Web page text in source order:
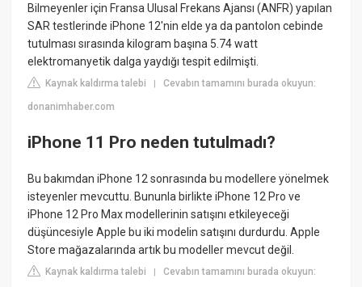
Bilmeyenler için Fransa Ulusal Frekans Ajansı (ANFR) yapılan
SAR testlerinde iPhone 12'nin elde ya da pantolon cebinde
tutulması sırasında kilogram başına 5.74 watt
elektromanyetik dalga yaydığı tespit edilmişti.
Kaynak kaldırma talebi |Cevabın tamamını burada okuyun:
donanimhaber.com
iPhone 11 Pro neden tutulmadı?
Bu bakımdan iPhone 12 sonrasında bu modellere yönelmek
isteyenler mevcuttu. Bununla birlikte iPhone 12 Pro ve
iPhone 12 Pro Max modellerinin satışını etkileyeceği
düşüncesiyle Apple bu iki modelin satışını durdurdu. Apple
Store mağazalarında artık bu modeller mevcut değil.
Kaynak kaldırma talebi |Cevabın tamamını burada okuyun: